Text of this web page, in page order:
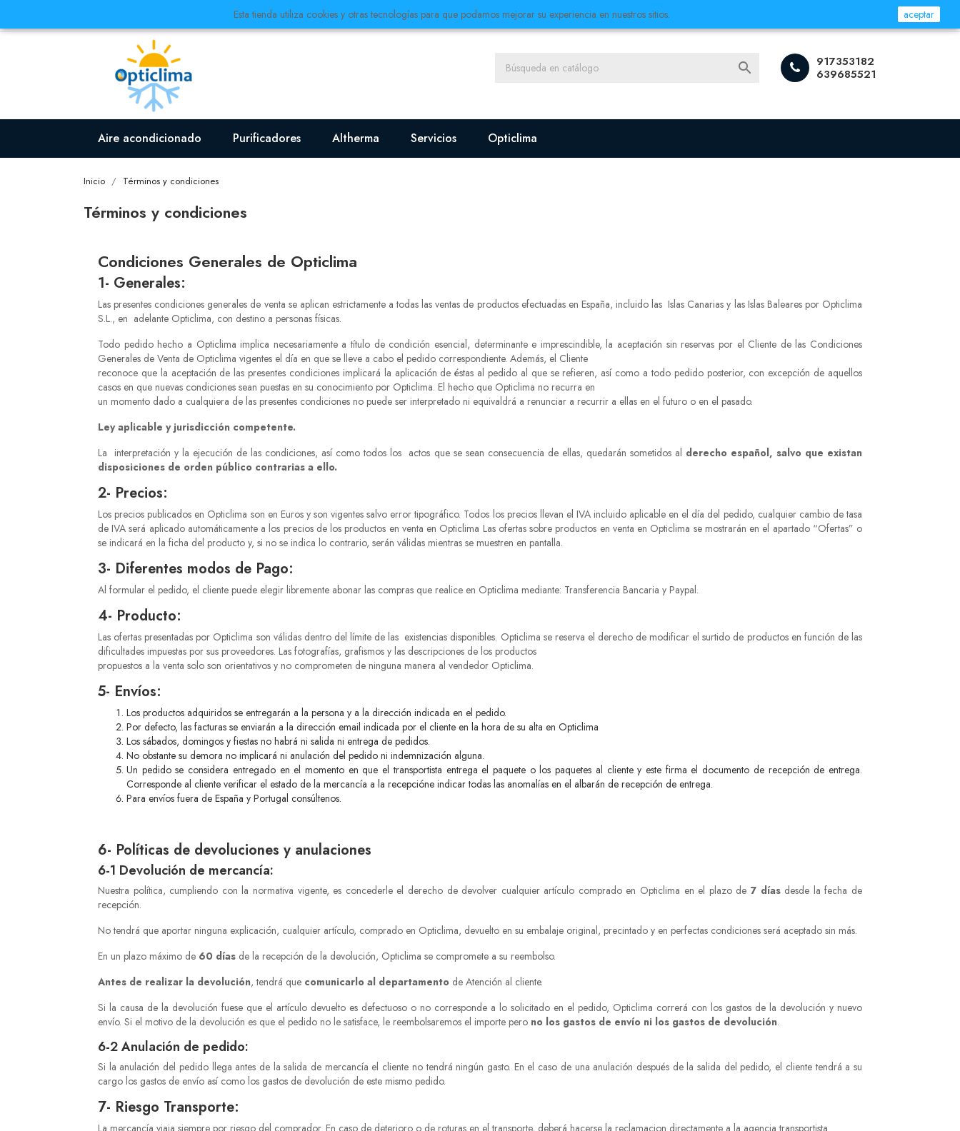
Esta tienda utiliza cookies y otras tecnologías para que podamos mejorar su experiencia en nuestros sitios. aceptar
917353182
639685521

Aire acondicionado Purificadores Altherma Servicios Opticlima
Inicio Términos y condiciones
Términos y condiciones
Condiciones Generales de Opticlima
1- Generales:
Las presentes condiciones generales de venta se aplican estrictamente a todas las ventas de productos efectuadas en España, incluido las Islas Canarias y las Islas Baleares por Opticlima
S.L., en adelante Opticlima, con destino a personas físicas.
Todo pedido hecho a Opticlima implica necesariamente a título de condición esencial, determinante e imprescindible, la aceptación sin reservas por el Cliente de las Condiciones
Generales de Venta de Opticlima vigentes el día en que se lleve a cabo el pedido correspondiente. Además, el Cliente
reconoce que la aceptación de las presentes condiciones implicará la aplicación de éstas al pedido al que se refieren, así como a todo pedido posterior, con excepción de aquellos
casos en que nuevas condiciones sean puestas en su conocimiento por Opticlima. El hecho que Opticlima no recurra en
un momento dado a cualquiera de las presentes condiciones no puede ser interpretado ni equivaldrá a renunciar a recurrir a ellas en el futuro o en el pasado.
Ley aplicable y jurisdicción competente.
La interpretación y la ejecución de las condiciones, así como todos los actos que se sean consecuencia de ellas, quedarán sometidos al derecho español, salvo que existan
disposiciones de orden público contrarias a ello.
2- Precios:
Los precios publicados en Opticlima son en Euros y son vigentes salvo error tipográfico. Todos los precios llevan el IVA incluido aplicable en el día del pedido, cualquier cambio de tasa
de IVA será aplicado automáticamente a los precios de los productos en venta en Opticlima Las ofertas sobre productos en venta en Opticlima se mostrarán en el apartado “Ofertas” o
se indicará en la ficha del producto y, si no se indica lo contrario, serán válidas mientras se muestren en pantalla.
3- Diferentes modos de Pago:
Al formular el pedido, el cliente puede elegir libremente abonar las compras que realice en Opticlima mediante: Transferencia Bancaria y Paypal.
4- Producto:
Las ofertas presentadas por Opticlima son válidas dentro del límite de las existencias disponibles. Opticlima se reserva el derecho de modificar el surtido de productos en función de las
dificultades impuestas por sus proveedores. Las fotografías, grafismos y las descripciones de los productos
propuestos a la venta solo son orientativos y no comprometen de ninguna manera al vendedor Opticlima.
5- Envíos:
Los productos adquiridos se entregarán a la persona y a la dirección indicada en el pedido.
Por defecto, las facturas se enviarán a la dirección email indicada por el cliente en la hora de su alta en Opticlima
Los sábados, domingos y fiestas no habrá ni salida ni entrega de pedidos.
No obstante su demora no implicará ni anulación del pedido ni indemnización alguna.
Un pedido se considera entregado en el momento en que el transportista entrega el paquete o los paquetes al cliente y este firma el documento de recepción de entrega.
Corresponde al cliente verificar el estado de la mercancía a la recepcióne indicar todas las anomalías en el albarán de recepción de entrega.
Para envíos fuera de España y Portugal consúltenos.
6- Políticas de devoluciones y anulaciones
6-1 Devolución de mercancía:
Nuestra política, cumpliendo con la normativa vigente, es concederle el derecho de devolver cualquier artículo comprado en Opticlima en el plazo de7 díasdesde la fecha de
recepción.
No tendrá que aportar ninguna explicación, cualquier artículo, comprado en Opticlima, devuelto en su embalaje original, precintado y en perfectas condiciones será aceptado sin más.
En un plazo máximo de 60 días de la recepción de la devolución, Opticlima se compromete a su reembolso.
Antes de realizar la devolución, tendrá que comunicarlo al departamento de Atención al cliente.
Si la causa de la devolución fuese que el artículo devuelto es defectuoso o no corresponde a lo solicitado en el pedido, Opticlima correrá con los gastos de la devolución y nuevo
envío. Si el motivo de la devolución es que el pedido no le satisface, le reembolsaremos el importe pero no los gastos de envío ni los gastos de devolución.
6-2 Anulación de pedido:
Si la anulación del pedido llega antes de la salida de mercancía el cliente no tendrá ningún gasto. En el caso de una anulación después de la salida del pedido, el cliente tendrá a su
cargo los gastos de envío así como los gastos de devolución de este mismo pedido.
7- Riesgo Transporte:
La mercancía viaja siempre por riesgo del comprador. En caso de deterioro o de roturas en el transporte, deberá hacerse la reclamacion directamente a la agencia transportista.